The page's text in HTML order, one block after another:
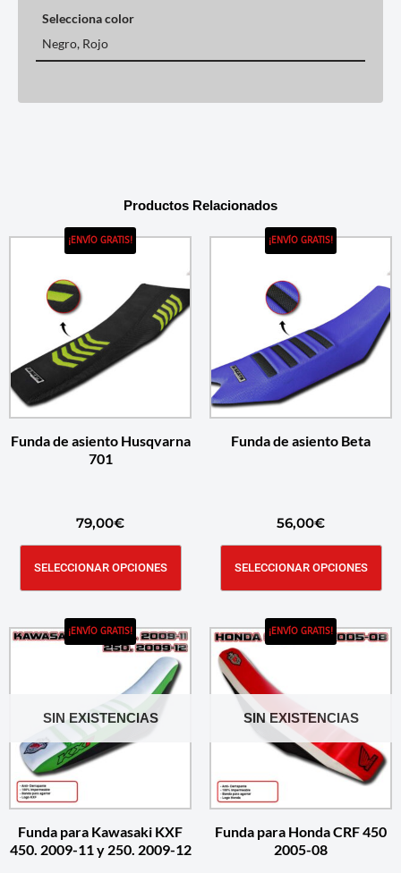
Selecciona color
Negro, Rojo
Productos Relacionados
¡ENVÍO GRATIS!
Funda de asiento Husqvarna
701
79,00€
SELECCIONAR OPCIONES
¡ENVÍO GRATIS!
Funda de asiento Beta
56,00€
SELECCIONAR OPCIONES
SIN EXISTENCIAS
¡ENVÍO GRATIS!
Funda para Kawasaki KXF
450. 2009-11 y 250. 2009-12
SIN EXISTENCIAS
¡ENVÍO GRATIS!
Funda para Honda CRF 450
2005-08